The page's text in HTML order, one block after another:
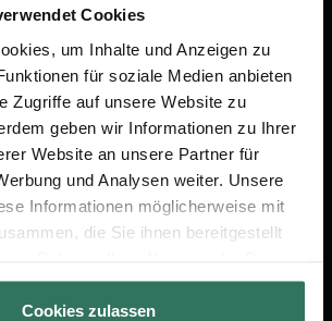
Cookies
um Inhalte und Anzeigen zu
für soziale Medien anbieten
Zugriffe auf unsere Website zu
geben wir Informationen zu Ihrer
Website an unsere Partner für
und Analysen weiter. Unsere
Informationen möglicherweise mit
die Sie ihnen bereitgestellt
Cookies zulassen
beraten lassen
FÜR BESTATTER
Online-Portal